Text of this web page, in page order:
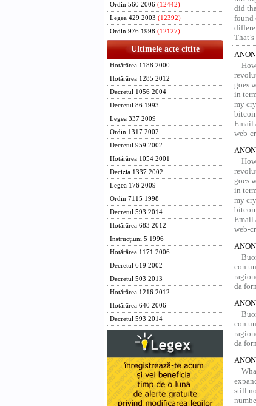
Ordin 560 2006 (12442)
Legea 429 2003 (12392)
Ordin 976 1998 (12127)
Ultimele acte citite
Hotărârea 1188 2000
Hotărârea 1285 2012
Decretul 1056 2004
Decretul 86 1993
Legea 337 2009
Ordin 1317 2002
Decretul 959 2002
Hotărârea 1054 2001
Decizia 1337 2002
Legea 176 2009
Ordin 7115 1998
Decretul 593 2014
Hotărârea 683 2012
Instrucţiuni 5 1996
Hotărârea 1171 2006
Decretul 619 2002
Decretul 503 2013
Hotărârea 1216 2012
Hotărârea 640 2006
Decretul 593 2014
did
found
goes
in
my
Email
web-
goes
in
my
Email
web-
con
da
con
da
still